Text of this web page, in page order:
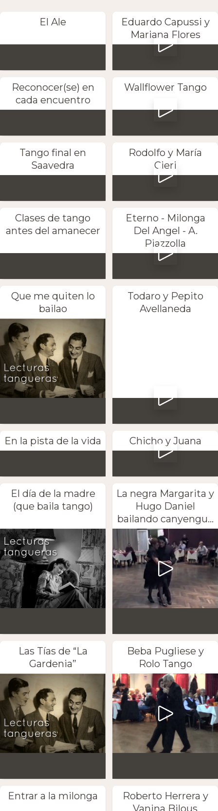
El Ale
Eduardo Capussi y
Mariana Flores
Reconocer(se) en
cada encuentro
Wallflower Tango
Tango final en
Saavedra
Rodolfo y María
Cieri
Clases de tango
antes del amanecer
Eterno - Milonga
Del Angel - A.
Piazzolla
Que me quiten lo
bailao
Todaro y Pepito
Avellaneda
En la pista de la vida Chicho y Juana
El día de la madre
(que baila tango)
La negra Margarita y
Hugo Daniel
bailando canyengu...
Las Tías de “La
Gardenia”
Beba Pugliese y
Rolo Tango
Entrar a la milonga
Roberto Herrera y
Vanina Bilous